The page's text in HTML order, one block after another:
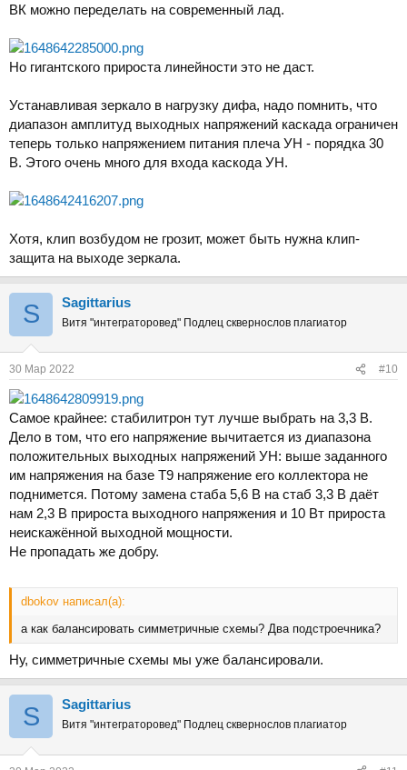
ВК можно переделать на современный лад.
Но гигантского прироста линейности это не даст.
Устанавливая зеркало в нагрузку дифа, надо помнить, что
диапазон амплитуд выходных напряжений каскада ограничен
теперь только напряжением питания плеча УН - порядка 30
В. Этого очень много для входа каскода УН.
Хотя, клип возбудом не грозит, может быть нужна клип-
защита на выходе зеркала.
S Sаgittarius
Витя "интеграторовед" Подлец сквернослов плагиатор
30 Мар 2022 #10
Самое крайнее: стабилитрон тут лучше выбрать на 3,3 В.
Дело в том, что его напряжение вычитается из диапазона
положительных выходных напряжений УН: выше заданного
им напряжения на базе Т9 напряжение его коллектора не
поднимется. Потому замена стаба 5,6 В на стаб 3,3 В даёт
нам 2,3 В прироста выходного напряжения и 10 Вт прироста
неискажённой выходной мощности.
Не пропадать же добру.
dbokov написал(а):
а как балансировать симметричные схемы? Два подстроечника?
Ну, симметричные схемы мы уже балансировали.
S Sаgittarius
Витя "интеграторовед" Подлец сквернослов плагиатор